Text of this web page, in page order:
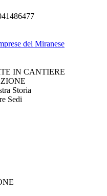
IN CANTIERE
Storia
Sedi